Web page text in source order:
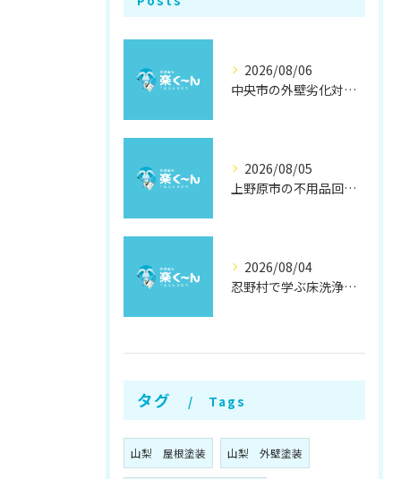
2026/08/06
中央市の外壁劣化対策と補修方法
2026/08/05
上野原市の不用品回収と撤去術
2026/08/04
忍野村で学ぶ床洗浄とワックスの効果
タグ Tags
山梨 屋根塗装 山梨 外壁塗装